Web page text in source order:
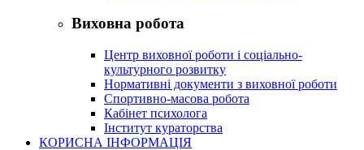
Виховна робота
Центр виховної роботи і соціально-
культурного розвитку
Нормативні документи з виховної роботи
Спортивно-масова робота
Кабінет психолога
Інститут кураторства
КОРИСНА ІНФОРМАЦІЯ